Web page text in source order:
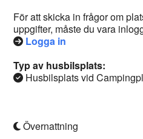
För att skicka in frågor om
uppgifter, måste du vara
Logga in
Typ av husbilsplats:
Husbilsplats vid
Övernattning